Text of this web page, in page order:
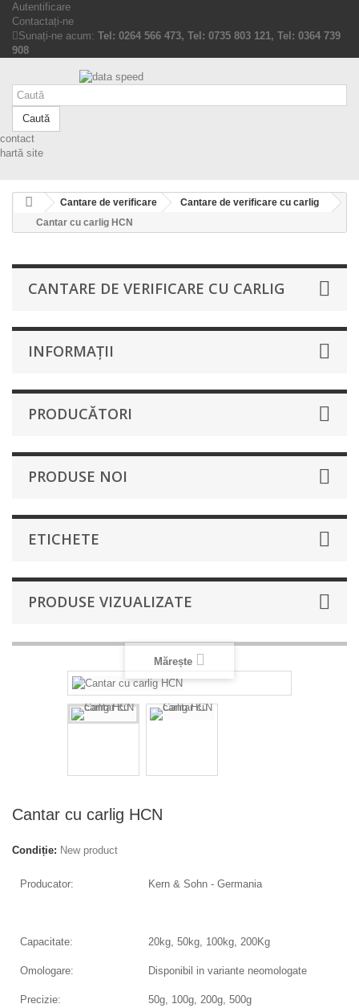
Autentificare
Contactați-ne
Sunați-ne acum: Tel: 0264 566 473, Tel: 0735 803 121, Tel: 0364 739
908
Caută
contact
hartă site
Cantare de verificare
Cantare de verificare cu carlig
Cantar cu carlig HCN
CANTARE DE VERIFICARE CU CARLIG
INFORMAŢII
PRODUCĂTORI
PRODUSE NOI
ETICHETE
PRODUSE VIZUALIZATE
Mărește
Cantar cu carlig HCN
Condiție: New product
Producator: Kern & Sohn - Germania
Capacitate: 20kg, 50kg, 100kg, 200Kg
Omologare: Disponibil in variante neomologate
Precizie: 50g, 100g, 200g, 500g